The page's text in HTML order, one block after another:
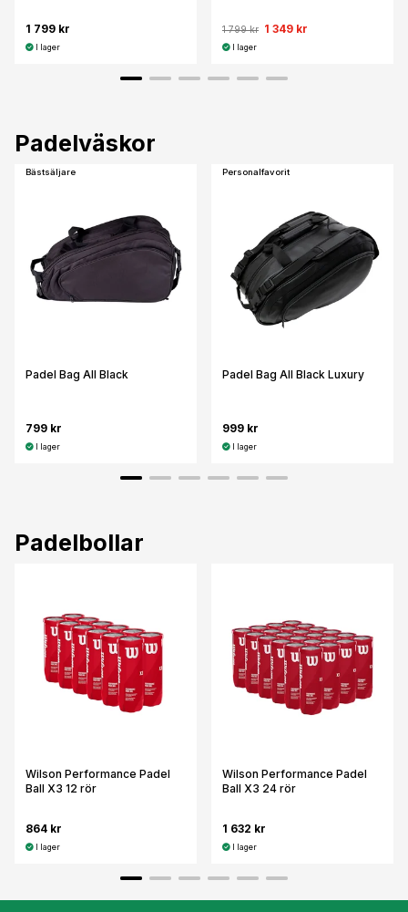
1 799 kr
I lager
1 799 kr 1 349 kr
I lager
Padelväskor
Bästsäljare
Padel Bag All Black
799 kr
I lager
Personalfavorit
Padel Bag All Black Luxury
999 kr
I lager
Padelbollar
Wilson Performance Padel
Ball X3 12 rör
864 kr
I lager
Wilson Performance Padel
Ball X3 24 rör
1 632 kr
I lager